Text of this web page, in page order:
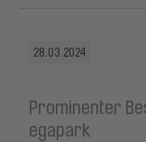
28.03.2024
Prominenter
egapark